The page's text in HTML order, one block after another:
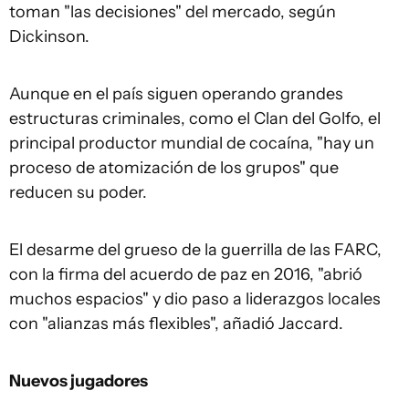
toman "las decisiones" del mercado, según
Dickinson.
Aunque en el país siguen operando grandes
estructuras criminales, como el Clan del Golfo, el
principal productor mundial de cocaína, "hay un
proceso de atomización de los grupos" que
reducen su poder.
El desarme del grueso de la guerrilla de las FARC,
con la firma del acuerdo de paz en 2016, "abrió
muchos espacios" y dio paso a liderazgos locales
con "alianzas más flexibles", añadió Jaccard.
Nuevos jugadores